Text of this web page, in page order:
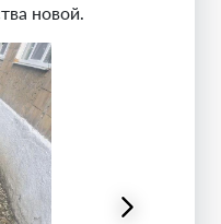
новой.